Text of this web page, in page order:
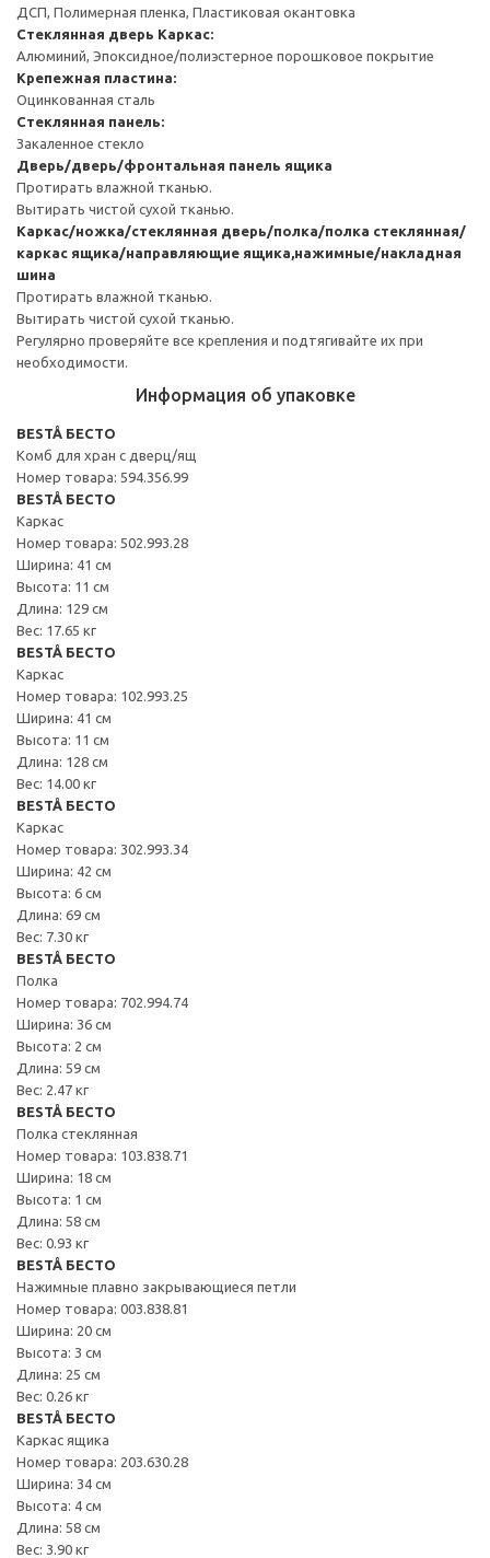
ДСП, Полимерная пленка, Пластиковая окантовка
Стеклянная дверь Каркас:
Алюминий, Эпоксидное/полиэстерное порошковое покрытие
Крепежная пластина:
Оцинкованная сталь
Стеклянная панель:
Закаленное стекло
Дверь/дверь/фронтальная панель ящика
Протирать влажной тканью.
Вытирать чистой сухой тканью.
Каркас/ножка/стеклянная дверь/полка/полка стеклянная/
каркас ящика/направляющие ящика,нажимные/накладная
шина
Протирать влажной тканью.
Вытирать чистой сухой тканью.
Регулярно проверяйте все крепления и подтягивайте их при
необходимости.
Информация об упаковке
BESTÅ БЕСТО
Комб для хран с дверц/ящ
Номер товара: 594.356.99
BESTÅ БЕСТО
Каркас
Номер товара: 502.993.28
Ширина: 41 см
Высота: 11 см
Длина: 129 см
Вес: 17.65 кг
BESTÅ БЕСТО
Каркас
Номер товара: 102.993.25
Ширина: 41 см
Высота: 11 см
Длина: 128 см
Вес: 14.00 кг
BESTÅ БЕСТО
Каркас
Номер товара: 302.993.34
Ширина: 42 см
Высота: 6 см
Длина: 69 см
Вес: 7.30 кг
BESTÅ БЕСТО
Полка
Номер товара: 702.994.74
Ширина: 36 см
Высота: 2 см
Длина: 59 см
Вес: 2.47 кг
BESTÅ БЕСТО
Полка стеклянная
Номер товара: 103.838.71
Ширина: 18 см
Высота: 1 см
Длина: 58 см
Вес: 0.93 кг
BESTÅ БЕСТО
Нажимные плавно закрывающиеся петли
Номер товара: 003.838.81
Ширина: 20 см
Высота: 3 см
Длина: 25 см
Вес: 0.26 кг
BESTÅ БЕСТО
Каркас ящика
Номер товара: 203.630.28
Ширина: 34 см
Высота: 4 см
Длина: 58 см
Вес: 3.90 кг